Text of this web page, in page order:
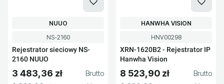
Kod produktu
NS-2160
Rejestrator sieciowy NS-
2160 NUUO
PRODUCENT
NUUO
Cena brutto
3 483,36 zł
Kod produktu
HNV00298
XRN-1620B2 - Rejestrator IP
Hanwha Vision
PRODUCENT
HANWHA VISION
Cena brutto
8 523,90 zł